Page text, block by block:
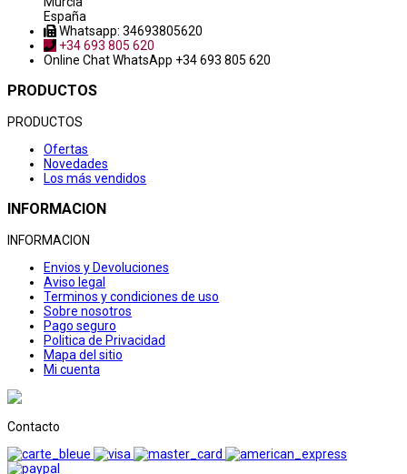
España
Whatsapp: 34693805620
+34 693 805 620
Online ChatWhatsApp +34 693 805 620
PRODUCTOS
PRODUCTOS
Ofertas
Novedades
Los más vendidos
INFORMACION
INFORMACION
Envios y Devoluciones
Aviso legal
Terminos y condiciones de uso
Sobre nosotros
Pago seguro
Politica de Privacidad
Mapa del sitio
Mi cuenta
Contacto